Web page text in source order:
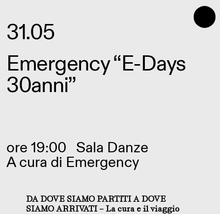
⬤
31.05
Emergency “E-Days
30anni”
ore 19:00 Sala Danze
A cura di Emergency
DA DOVE SIAMO PARTITI A DOVE
SIAMO ARRIVATI – La cura e il viaggio